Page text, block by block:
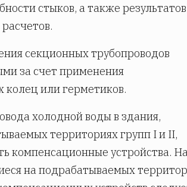
стыков, а также результатов
секционных трубопроводов
за счет применения
колец или герметиков.
холодной воды в здания,
территориях групп I и II,
компенсационные устройства.
на подрабатываемых